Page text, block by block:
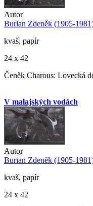
Autor
Burian Zdeněk (1905-
kvaš, papír
24 x 42
Čeněk Charous: Lovecká
V malajských vodách
Autor
Burian Zdeněk (1905-
kvaš, papír
24 x 42